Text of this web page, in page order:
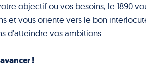
objectif ou vos besoins, le 1890
et vous oriente vers le bon
d’atteindre vos ambitions.
!